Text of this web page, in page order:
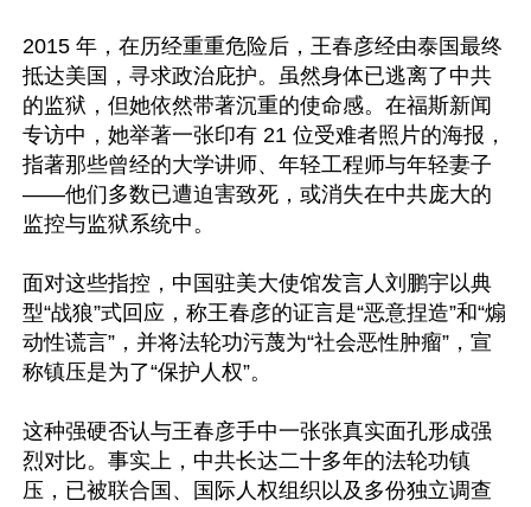
2015 年，在历经重重危险后，王春彦经由泰国最终
抵达美国，寻求政治庇护。虽然身体已逃离了中共
的监狱，但她依然带著沉重的使命感。在福斯新闻
专访中，她举著一张印有 21 位受难者照片的海报，
指著那些曾经的大学讲师、年轻工程师与年轻妻子
——他们多数已遭迫害致死，或消失在中共庞大的
监控与监狱系统中。
面对这些指控，中国驻美大使馆发言人刘鹏宇以典
型“战狼”式回应，称王春彦的证言是“恶意捏造”和“煽
动性谎言”，并将法轮功污蔑为“社会恶性肿瘤”，宣
称镇压是为了“保护人权”。
这种强硬否认与王春彦手中一张张真实面孔形成强
烈对比。事实上，中共长达二十多年的法轮功镇
压，已被联合国、国际人权组织以及多份独立调查